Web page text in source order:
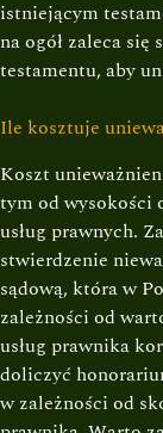
istniejącym
na ogół zaleca się
testamentu, aby
Ile kosztuje
Koszt
tym od wysokości
usług prawnych.
stwierdzenie
sądową, która w
zależności od
usług prawnika
doliczyć
w zależności od